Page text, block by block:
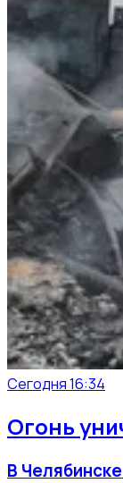
Сегодня 16:34
Огонь
В